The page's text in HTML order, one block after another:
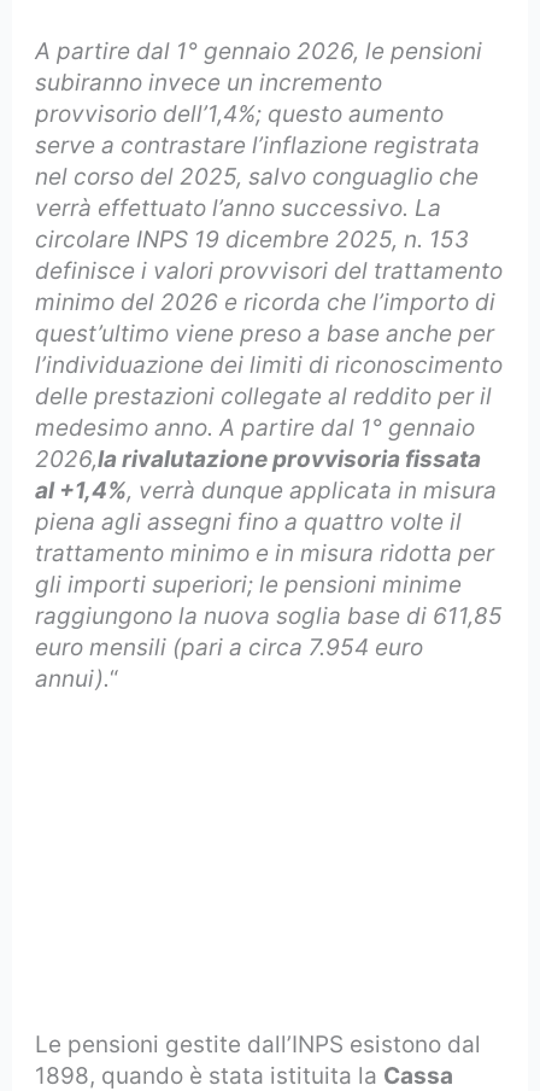
A partire dal 1° gennaio 2026, le pensioni
subiranno invece un incremento
provvisorio dell’1,4%; questo aumento
serve a contrastare l’inflazione registrata
nel corso del 2025, salvo conguaglio che
verrà effettuato l’anno successivo. La
circolare INPS 19 dicembre 2025, n. 153
definisce i valori provvisori del trattamento
minimo del 2026 e ricorda che l’importo di
quest’ultimo viene preso a base anche per
l’individuazione dei limiti di riconoscimento
delle prestazioni collegate al reddito per il
medesimo anno. A partire dal 1° gennaio
2026,la rivalutazione provvisoria fissata
al +1,4%, verrà dunque applicata in misura
piena agli assegni fino a quattro volte il
trattamento minimo e in misura ridotta per
gli importi superiori; le pensioni minime
raggiungono la nuova soglia base di 611,85
euro mensili (pari a circa 7.954 euro
annui).“
Le pensioni gestite dall’INPS esistono dal
1898, quando è stata istituita la Cassa